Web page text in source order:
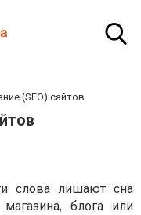
(SEO) сайтов
слова лишают сна
блога или